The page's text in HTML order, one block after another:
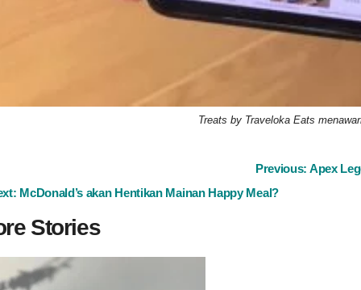
Treats by Traveloka Eats
Previous: Apex
McDonald’s akan Hentikan Mainan Happy Meal?
Stories